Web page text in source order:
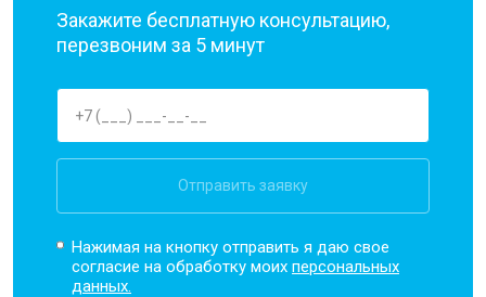
Закажите бесплатную консультацию,
перезвоним за 5 минут
Отправить заявку
Нажимая на кнопку отправить я даю свое
согласие на обработку моихперсональных
данных.